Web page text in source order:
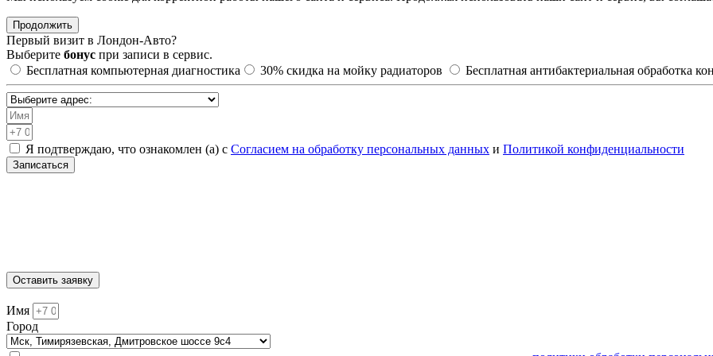
Продолжить
Первый визит в Лондон-Авто?
Выберите бонус при записи в сервис.
Бесплатная компьютерная диагностика
30% скидка на мойку радиаторов Бесплатная антибактериальная обработка
Я подтверждаю, что ознакомлен (а) с Согласием на обработку персональных данных и Политикой конфиденциальности
Записаться
Оставить заявку
Имя
Город